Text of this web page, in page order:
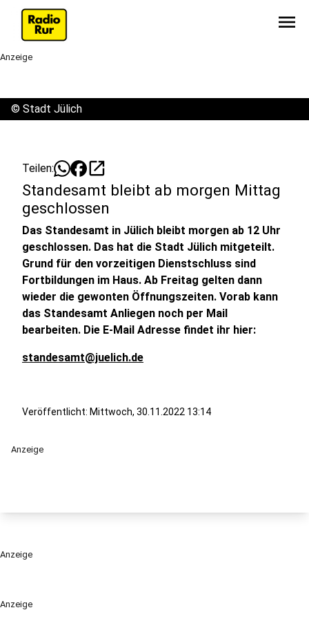
menu
Anzeige
Anzeige
© Stadt Jülich
Teilen: open_in_new
Standesamt bleibt ab morgen Mittag
geschlossen
Das Standesamt in Jülich bleibt morgen ab 12 Uhr
geschlossen. Das hat die Stadt Jülich mitgeteilt.
Grund für den vorzeitigen Dienstschluss sind
Fortbildungen im Haus. Ab Freitag gelten dann
wieder die gewonten Öffnungszeiten. Vorab kann
das Standesamt Anliegen noch per Mail
bearbeiten. Die E-Mail Adresse findet ihr hier:
standesamt@juelich.de
Veröffentlicht: Mittwoch, 30.11.2022 13:14
Anzeige
Anzeige